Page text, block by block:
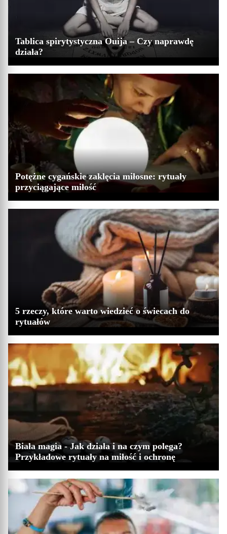
Tablica spirytystyczna Ouija – Czy naprawdę
działa?
Potężne cygańskie zaklęcia miłosne: rytuały
przyciągające miłość
5 rzeczy, które warto wiedzieć o świecach do
rytuałów
Biała magia - Jak działa i na czym polega?
Przykładowe rytuały na miłość i ochronę